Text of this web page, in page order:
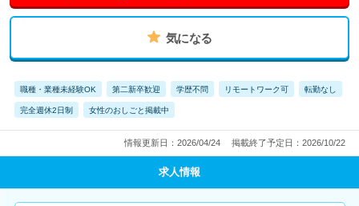
気になる
職種・業種未経験OK 第二新卒歓迎 学歴不問 リモートワーク可 転勤なし
完全週休2日制 女性のおしごと掲載中
情報更新日：2026/04/24 掲載終了予定日：2026/10/22
求人情報